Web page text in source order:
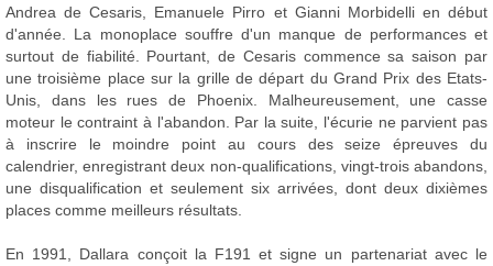
Andrea de Cesaris, Emanuele Pirro et Gianni Morbidelli en début
d'année. La monoplace souffre d'un manque de performances et
surtout de fiabilité. Pourtant, de Cesaris commence sa saison par
une troisième place sur la grille de départ du Grand Prix des Etats-
Unis, dans les rues de Phoenix. Malheureusement, une casse
moteur le contraint à l'abandon. Par la suite, l'écurie ne parvient pas
à inscrire le moindre point au cours des seize épreuves du
calendrier, enregistrant deux non-qualifications, vingt-trois abandons,
une disqualification et seulement six arrivées, dont deux dixièmes
places comme meilleurs résultats.
En 1991, Dallara conçoit la F191 et signe un partenariat avec le